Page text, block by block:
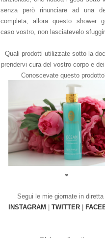
senza però rinunciare ad una
completa, allora questo shower
caso vostro, non lasciatevelo
Quali prodotti utilizzate sotto la
prendervi cura del vostro corpo e
Conoscevate questo
❤
Segui le mie giornate in diretta
INSTAGRAM | TWITTER |